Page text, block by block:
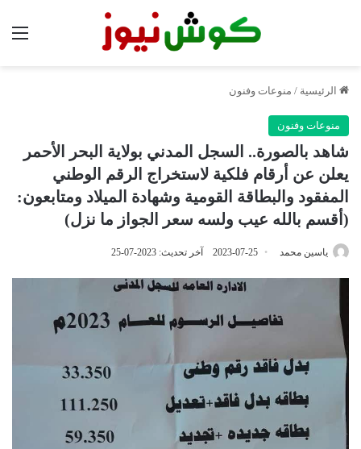
الرئيسية / منوعات وفنون
منوعات وفنون
شاهد بالصورة.. السجل المدني بولاية البحر الأحمر
يعلن عن أرقام فلكية لاستخراج الرقم الوطني
المفقود والبطاقة القومية وشهادة الميلاد ومتابعون:
(أقسم بالله عيب ولسه سعر الجواز ما نزل)
ياسين محمد 2023-07-25 آخر تحديث: 2023-07-25